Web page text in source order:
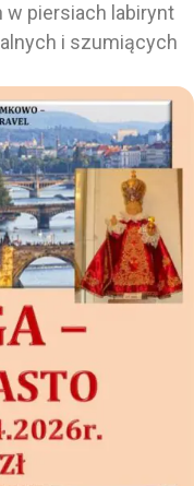
w piersiach labirynt
i szumiących